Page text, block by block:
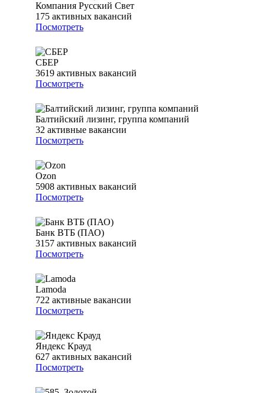
Компания Русский Свет
175 активных вакансий
Посмотреть
СБЕР
3619 активных вакансий
Посмотреть
Балтийский лизинг, группа компаний
32 активные вакансии
Посмотреть
Ozon
5908 активных вакансий
Посмотреть
Банк ВТБ (ПАО)
3157 активных вакансий
Посмотреть
Lamoda
722 активные вакансии
Посмотреть
Яндекс Крауд
627 активных вакансий
Посмотреть